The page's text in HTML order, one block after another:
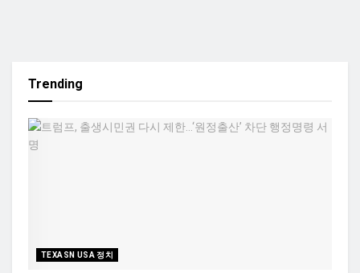
Trending
TEXASN USA 정치